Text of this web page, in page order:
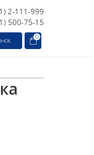
2-111-999
500-75-15
0